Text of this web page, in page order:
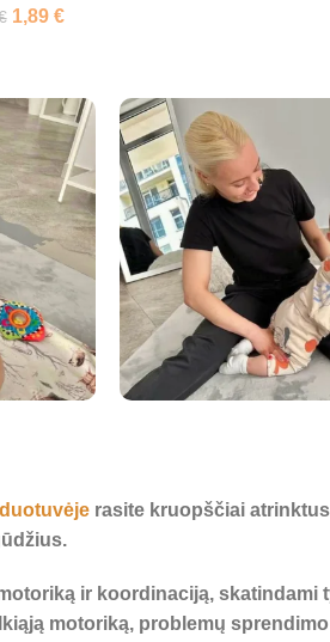
1,89 €
rasite kruopščiai atrinktus
ir koordinaciją, skatindami
motoriką, problemų